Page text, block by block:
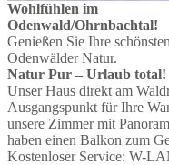
Wohlfühlen im
Odenwald/Ohrnbachtal!
Genießen Sie Ihre
Odenwälder Natur.
Natur Pur – Urlaub total!
Unser Haus direkt am
Ausgangspunkt für Ihre
unsere Zimmer mit
haben einen Balkon zum
Kostenloser Service: W-